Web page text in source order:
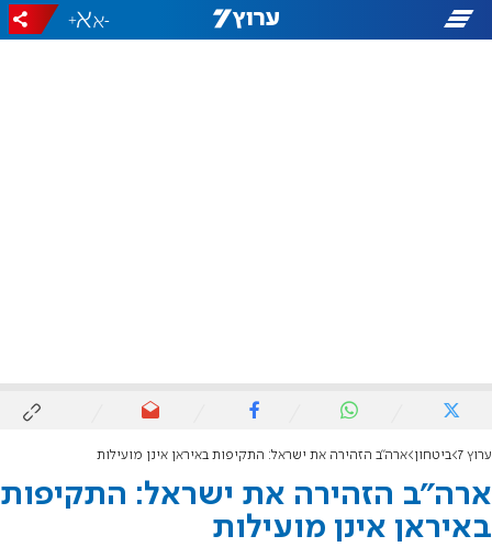
-
+
ערוץ 7 ביטחון ארה"ב הזהירה את ישראל: התקיפות באיראן אינן מועילות
ארה"ב הזהירה את ישראל: התקיפות
באיראן אינן מועילות